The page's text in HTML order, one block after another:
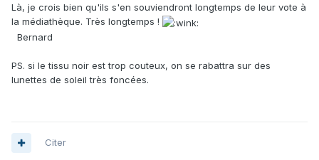
Là, je crois bien qu'ils s'en souviendront longtemps de leur vote à
la médiathèque. Très longtemps !
Bernard
PS. si le tissu noir est trop couteux, on se rabattra sur des
lunettes de soleil très foncées.
Citer